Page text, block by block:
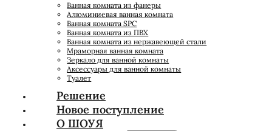
Ванная комната из фанеры
Алюминиевая ванная комната
Ванная комната SPC
Ванная комната из ПВХ
Ванная комната из нержавеющей стали
Мраморная ванная комната
Зеркало для ванной комнаты
Аксессуары для ванной комнаты
Туалет
Решение
Новое поступление
О ШОУЯ